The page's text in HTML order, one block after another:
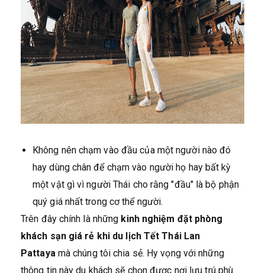
Không nên chạm vào đầu của một người nào đó
hay dùng chân để chạm vào người họ hay bất kỳ
một vật gì vì người Thái cho rằng "đầu" là bộ phận
quý giá nhất trong cơ thể người.
Trên đây chính là những kinh nghiệm đặt phòng
khách sạn giá rẻ khi du lịch Tết Thái Lan
Pattayamà chúng tôi chia sẻ. Hy vọng với những
thông tin này du khách sẽ chọn được nơi lưu trú phù